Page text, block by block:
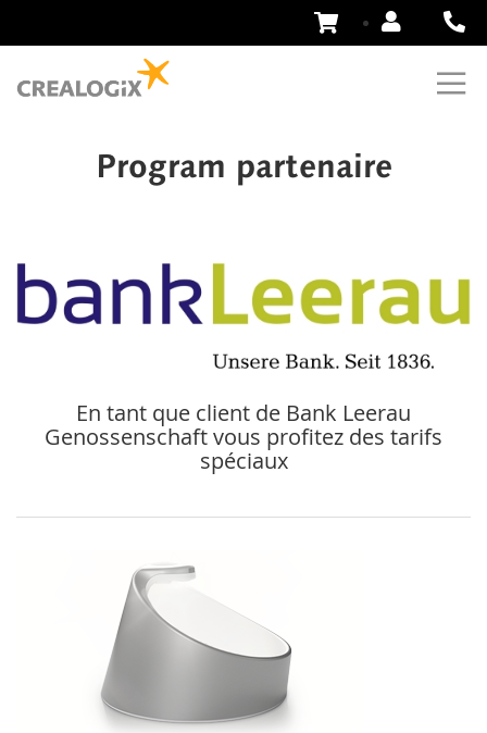
Aller
Program partenaire
En tant que client de Bank Leerau
Genossenschaft vous profitez des tarifs
spéciaux